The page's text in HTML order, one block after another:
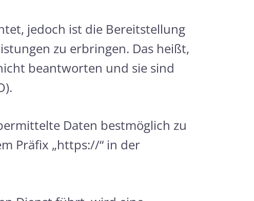
jedoch ist die Bereitstellung
zu erbringen. Das heißt,
beantworten und sie sind
Daten bestmöglich zu
Präfix „https://“ in der